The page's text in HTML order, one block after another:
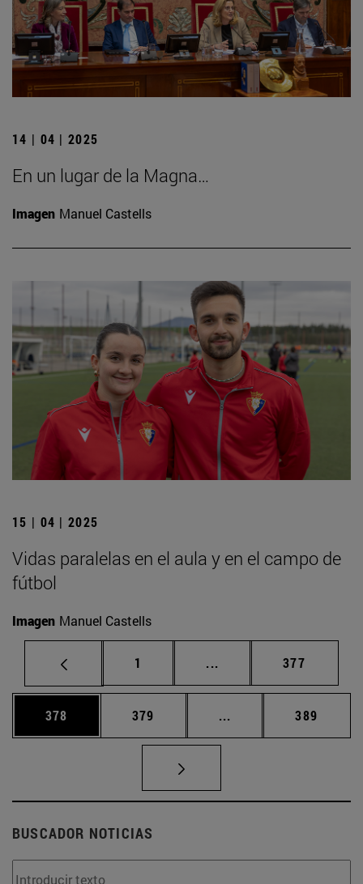
14 | 04 | 2025
En un lugar de la Magna…
Imagen Manuel Castells
15 | 04 | 2025
Vidas paralelas en el aula y en el campo de
fútbol
Imagen Manuel Castells
Página
1 ... Páginas intermedias
Página
377
Página
378 Página
379 ... Páginas intermedias
Página
389
BUSCADOR NOTICIAS